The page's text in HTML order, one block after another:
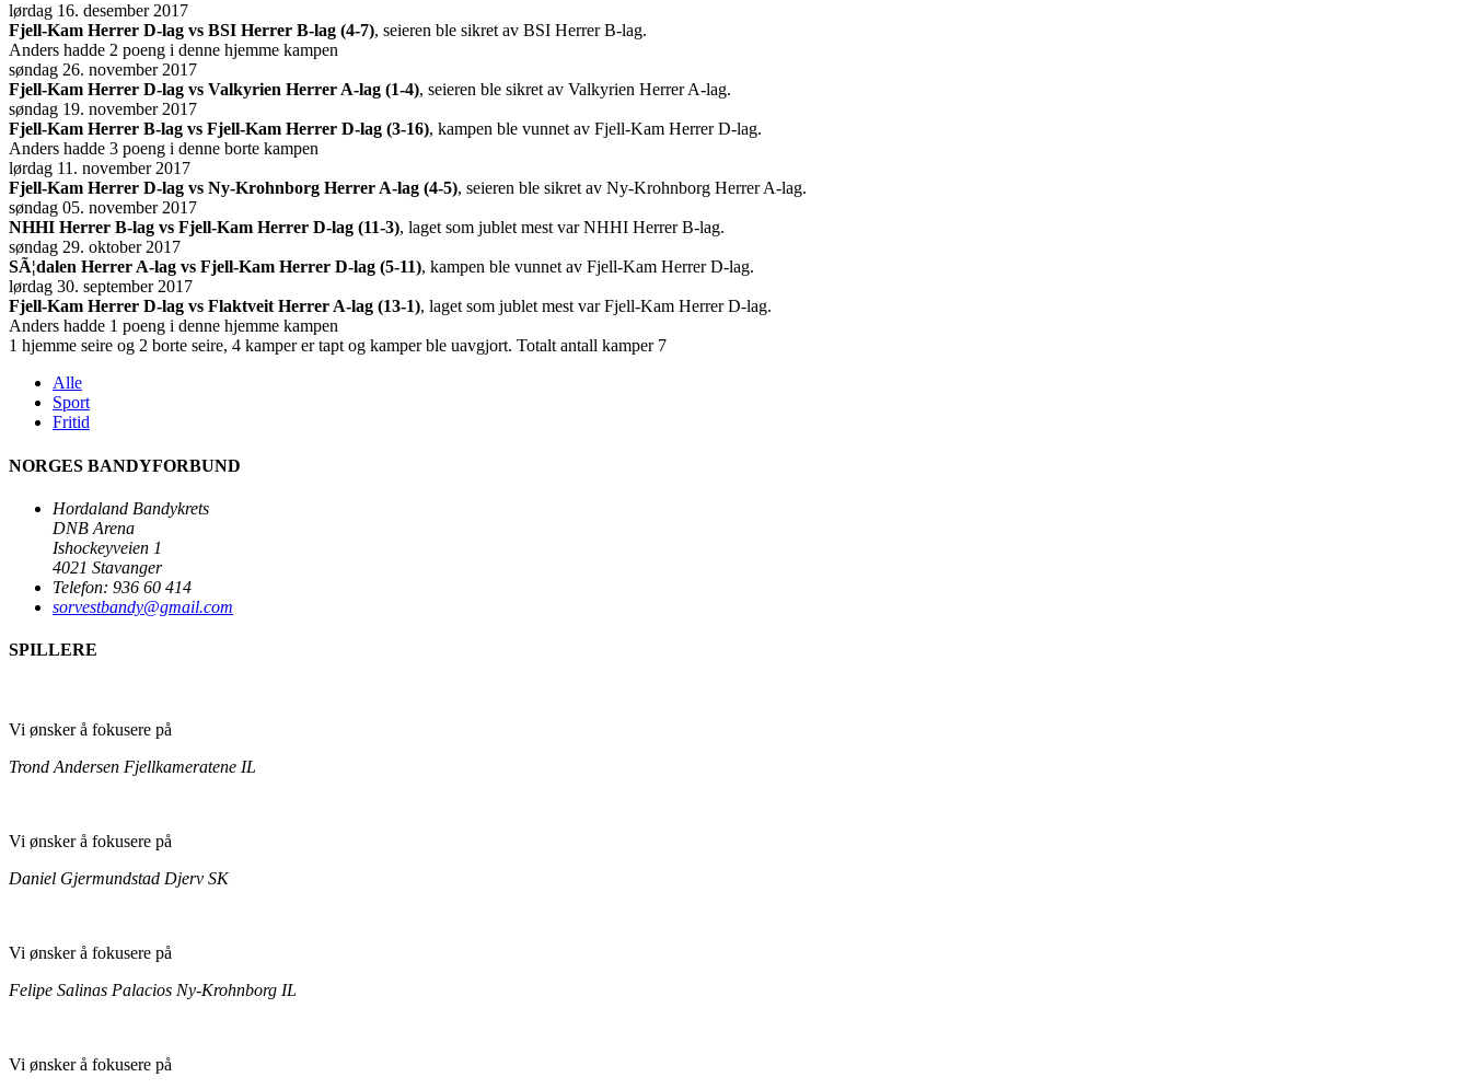
lørdag 16. desember 2017
Fjell-Kam Herrer D-lag vs BSI Herrer B-lag (4-7), seieren ble sikret av BSI Herrer B-lag.
Anders hadde 2 poeng i denne hjemme kampen
søndag 26. november 2017
Fjell-Kam Herrer D-lag vs Valkyrien Herrer A-lag (1-4), seieren ble sikret av Valkyrien Herrer A-lag.
søndag 19. november 2017
Fjell-Kam Herrer B-lag vs Fjell-Kam Herrer D-lag (3-16), kampen ble vunnet av Fjell-Kam Herrer D-lag.
Anders hadde 3 poeng i denne borte kampen
lørdag 11. november 2017
Fjell-Kam Herrer D-lag vs Ny-Krohnborg Herrer A-lag (4-5), seieren ble sikret av Ny-Krohnborg Herrer A-lag.
søndag 05. november 2017
NHHI Herrer B-lag vs Fjell-Kam Herrer D-lag (11-3), laget som jublet mest var NHHI Herrer B-lag.
søndag 29. oktober 2017
SÃ¦dalen Herrer A-lag vs Fjell-Kam Herrer D-lag (5-11), kampen ble vunnet av Fjell-Kam Herrer D-lag.
lørdag 30. september 2017
Fjell-Kam Herrer D-lag vs Flaktveit Herrer A-lag (13-1), laget som jublet mest var Fjell-Kam Herrer D-lag.
Anders hadde 1 poeng i denne hjemme kampen
1 hjemme seire og 2 borte seire, 4 kamper er tapt og kamper ble uavgjort. Totalt antall kamper 7
Alle
Sport
Fritid
NORGES BANDYFORBUND
Hordaland Bandykrets
DNB Arena
Ishockeyveien 1
4021 Stavanger
Telefon: 936 60 414
sorvestbandy@gmail.com
SPILLERE
Vi ønsker å fokusere på
Trond Andersen Fjellkameratene IL
Vi ønsker å fokusere på
Daniel Gjermundstad Djerv SK
Vi ønsker å fokusere på
Felipe Salinas Palacios Ny-Krohnborg IL
Vi ønsker å fokusere på